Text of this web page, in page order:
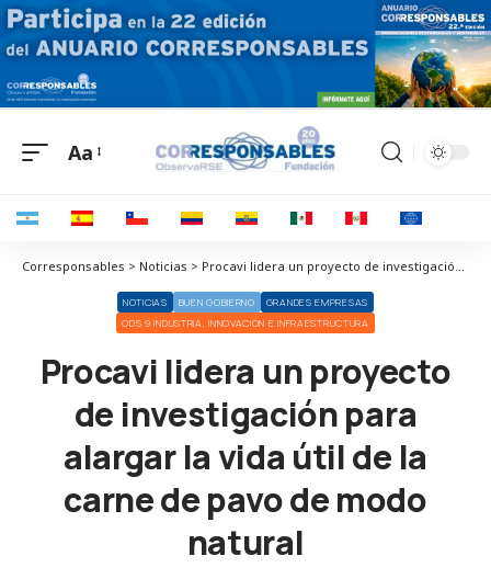
Aa
Corresponsables > Noticias > Procavi lidera un proyecto de investigación para alargar la vida útil de la carne de pavo de modo natural
NOTICIAS BUEN GOBIERNO
GRANDES EMPRESAS
ODS 9 INDUSTRIA, INNOVACIÓN E INFRAESTRUCTURA
Procavi lidera un proyecto
de investigación para
alargar la vida útil de la
carne de pavo de modo
natural